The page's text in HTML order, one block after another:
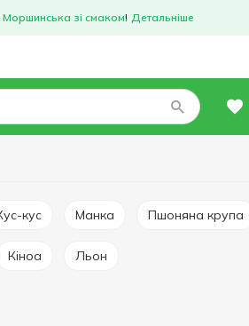
Моршинська зі смаком! Детальніше
Кус-кус Манка Пшоняна крупа
Кіноа Льон